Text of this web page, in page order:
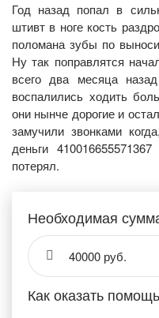
Год назад попал в
штивт в ноге кость
поломана зубы по
Ну так поправлятся
всего два месяца
воспалились ходить
они нынче дорогие и
замучили звонками
деньги
потерял.
Необходимая
40000 руб.
Как оказать помощь